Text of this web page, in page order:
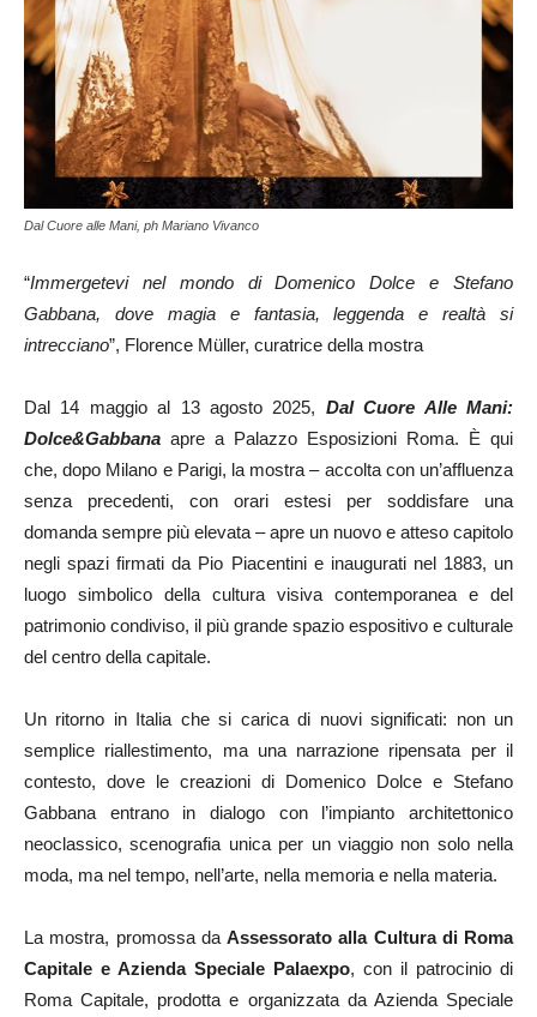
Dal Cuore alle Mani, ph Mariano Vivanco
“Immergetevi nel mondo di Domenico Dolce e Stefano
Gabbana, dove magia e fantasia, leggenda e realtà si
intrecciano”, Florence Müller, curatrice della mostra
Dal 14 maggio al 13 agosto 2025, Dal Cuore Alle Mani:
Dolce&Gabbana apre a Palazzo Esposizioni Roma. È qui
che, dopo Milano e Parigi, la mostra – accolta con un’affluenza
senza precedenti, con orari estesi per soddisfare una
domanda sempre più elevata – apre un nuovo e atteso capitolo
negli spazi firmati da Pio Piacentini e inaugurati nel 1883, un
luogo simbolico della cultura visiva contemporanea e del
patrimonio condiviso, il più grande spazio espositivo e culturale
del centro della capitale.
Un ritorno in Italia che si carica di nuovi significati: non un
semplice riallestimento, ma una narrazione ripensata per il
contesto, dove le creazioni di Domenico Dolce e Stefano
Gabbana entrano in dialogo con l’impianto architettonico
neoclassico, scenografia unica per un viaggio non solo nella
moda, ma nel tempo, nell’arte, nella memoria e nella materia.
La mostra, promossa da Assessorato alla Cultura di Roma
Capitale e Azienda Speciale Palaexpo, con il patrocinio di
Roma Capitale, prodotta e organizzata da Azienda Speciale